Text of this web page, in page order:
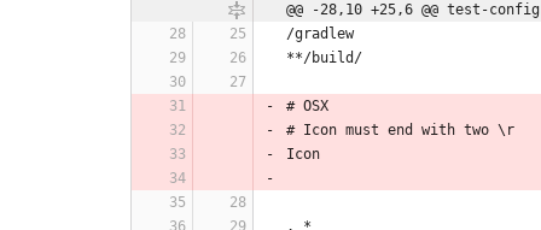
@@ -28,10 +25,6 @@ test-
/gradlew
**/build/
# OSX
# Icon must end with two \r
Icon
._*